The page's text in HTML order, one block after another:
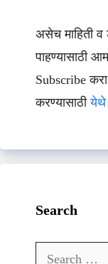
असेच माहिती व
पाहण्यासाठी
Subscribe
करण्यासाठीयेथे
Search
Search